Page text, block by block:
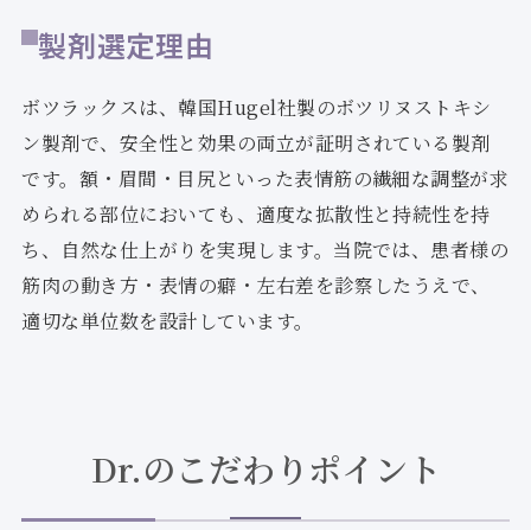
製剤選定理由
ボツラックスは、韓国Hugel社製のボツリヌストキシ
ン製剤で、安全性と効果の両立が証明されている製剤
です。額・眉間・目尻といった表情筋の繊細な調整が求
められる部位においても、適度な拡散性と持続性を持
ち、自然な仕上がりを実現します。当院では、患者様の
筋肉の動き方・表情の癖・左右差を診察したうえで、
適切な単位数を設計しています。
Dr.のこだわりポイント